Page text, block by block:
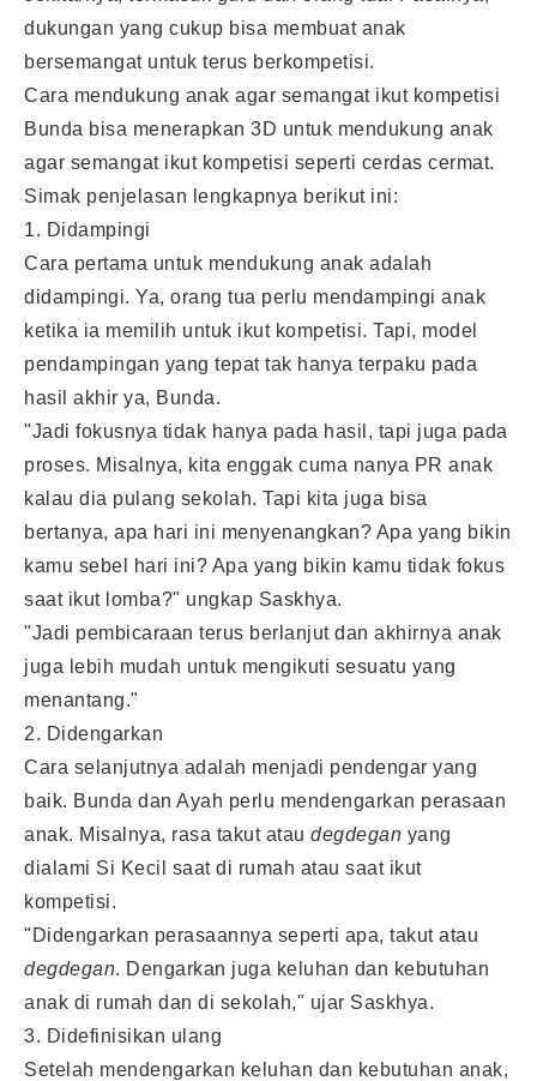
dukungan yang cukup bisa membuat anak
bersemangat untuk terus berkompetisi.
Cara mendukung anak agar semangat ikut kompetisi
Bunda bisa menerapkan 3D untuk mendukung anak
agar semangat ikut kompetisi seperti cerdas cermat.
Simak penjelasan lengkapnya berikut ini:
1. Didampingi
Cara pertama untuk mendukung anak adalah
didampingi. Ya, orang tua perlu mendampingi anak
ketika ia memilih untuk ikut kompetisi. Tapi, model
pendampingan yang tepat tak hanya terpaku pada
hasil akhir ya, Bunda.
"Jadi fokusnya tidak hanya pada hasil, tapi juga pada
proses. Misalnya, kita enggak cuma nanya PR anak
kalau dia pulang sekolah. Tapi kita juga bisa
bertanya, apa hari ini menyenangkan? Apa yang bikin
kamu sebel hari ini? Apa yang bikin kamu tidak fokus
saat ikut lomba?" ungkap Saskhya.
"Jadi pembicaraan terus berlanjut dan akhirnya anak
juga lebih mudah untuk mengikuti sesuatu yang
menantang."
2. Didengarkan
Cara selanjutnya adalah menjadi pendengar yang
baik. Bunda dan Ayah perlu mendengarkan perasaan
anak. Misalnya, rasa takut atau degdegan yang
dialami Si Kecil saat di rumah atau saat ikut
kompetisi.
"Didengarkan perasaannya seperti apa, takut atau
degdegan. Dengarkan juga keluhan dan kebutuhan
anak di rumah dan di sekolah," ujar Saskhya.
3. Didefinisikan ulang
Setelah mendengarkan keluhan dan kebutuhan anak,